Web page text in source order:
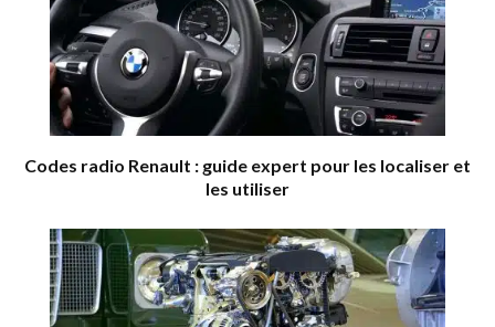
Codes radio Renault : guide expert pour les localiser et
les utiliser